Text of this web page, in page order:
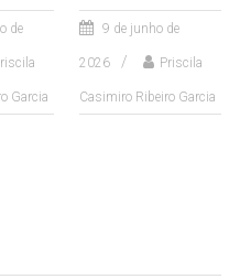
de
Garcia
9 de junho de
2026 Priscila
Casimiro Ribeiro Garcia